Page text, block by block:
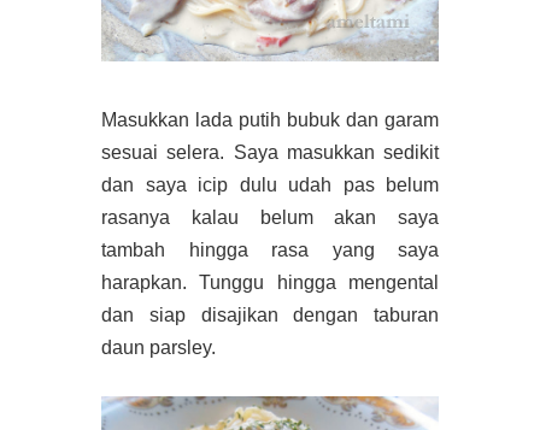
Masukkan lada putih bubuk dan garam
sesuai selera. Saya masukkan sedikit
dan saya icip dulu udah pas belum
rasanya kalau belum akan saya
tambah hingga rasa yang saya
harapkan. Tunggu hingga mengental
dan siap disajikan dengan taburan
daun parsley.